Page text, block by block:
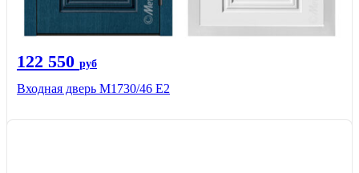
122 550 руб
Входная дверь М1730/46 Е2